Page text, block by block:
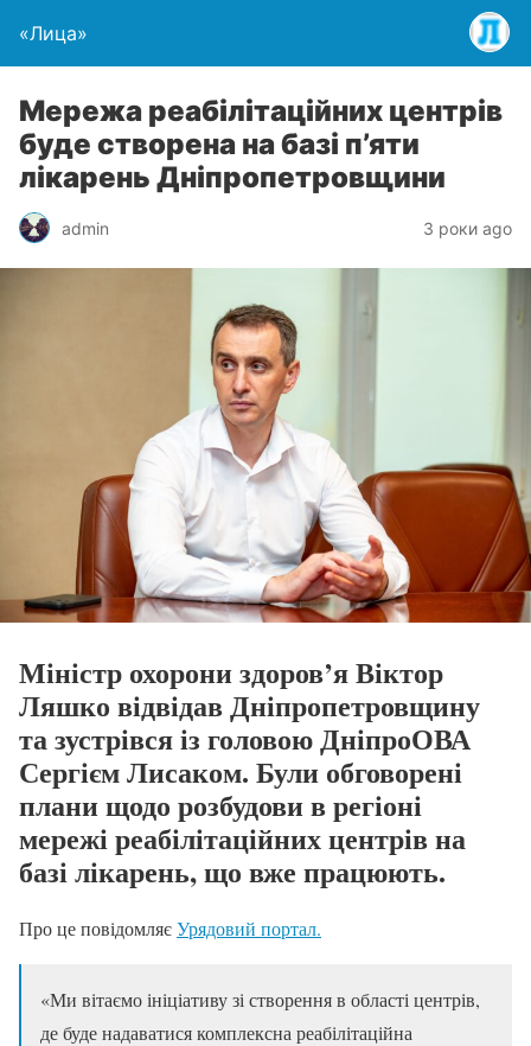
«Лица»
Мережа реабілітаційних центрів
буде створена на базі п’яти
лікарень Дніпропетровщини
admin 3 роки ago
Міністр охорони здоров’я Віктор
Ляшко відвідав Дніпропетровщину
та зустрівся із головою ДніпроОВА
Сергієм Лисаком. Були обговорені
плани щодо розбудови в регіоні
мережі реабілітаційних центрів на
базі лікарень, що вже працюють.
Про це повідомляєУрядовий портал.
«Ми вітаємо ініціативу зі створення в області центрів,
де буде надаватися комплексна реабілітаційна